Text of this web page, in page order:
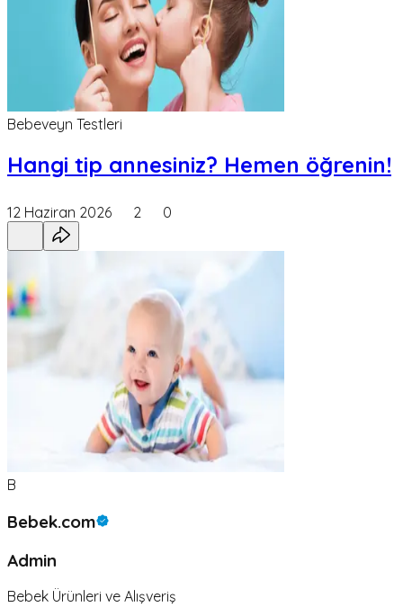
Bebeveyn Testleri
Hangi tip annesiniz? Hemen öğrenin!
12 Haziran 2026 2 0
B
Bebek.com
Admin
Bebek Ürünleri ve Alışveriş